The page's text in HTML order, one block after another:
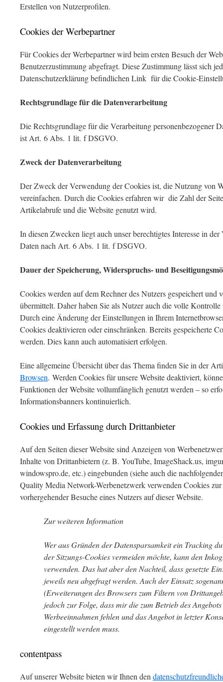
Erstellen von Nutzerprofilen.
Cookies der Werbepartner
Für Cookies der Werbepartner wird beim ersten Besuch der
Benutzerzustimmung abgefragt. Diese Zustimmung lässt sich
Datenschutzerklärung befindlichen Link für die Cookie-
Rechtsgrundlage für die Datenverarbeitung
Die Rechtsgrundlage für die Verarbeitung personenbezogener
ist Art. 6 Abs. 1 lit. f DSGVO.
Zweck der Datenverarbeitung
Der Zweck der Verwendung der Cookies ist, die Nutzung von
vereinfachen. Durch die Cookies erfahren wir die Zahl der
Artikelabrufe und die Website genutzt wird.
In diesen Zwecken liegt auch unser berechtigtes Interesse in
Daten nach Art. 6 Abs. 1 lit. f DSGVO.
Dauer der Speicherung, Widerspruchs- und
Cookies werden auf dem Rechner des Nutzers gespeichert und
übermittelt. Daher haben Sie als Nutzer auch die volle
Durch eine Änderung der Einstellungen in Ihrem
Cookies deaktivieren oder einschränken. Bereits gespeicherte
werden. Dies kann auch automatisiert erfolgen.
Eine allgemeine Übersicht über das Thema finden Sie in der
Browsen. Werden Cookies für unsere Website deaktiviert,
Funktionen der Website vollumfänglich genutzt werden – so
Informationsbanners kontinuierlich.
Cookies und Erfassung durch Drittanbieter
Auf den Seiten dieser Website sind Anzeigen von
Inhalte von Drittanbietern (z. B. YouTube, ImageShack.us,
windowspro.de, etc.) eingebunden (siehe auch die
Quality Media Network-Werbenetzwerk verwenden Cookies
vorhergehender Besuche eines Nutzers auf dieser Website.
Zur weiteren Information
Wer aus Gründen der Datensparsamkeit ein Tracking
der Sitzungs-Cookies vermeiden möchte, kann den
verwenden. Das hat aber den Nachteil, dass gesetzte
jeweils neu abgefragt werden. Auch der Einsatz
(Erweiterungen des Browsers zum Filtern von
jedoch zur Folge, dass mir die zum Betrieb des
Werbeeinnahmen fehlen und das Angebot in letzter
eingestellt werden muss.
contentpass
Auf unserer Website bieten wir Ihnen den